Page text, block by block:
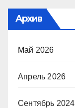
Архив
Май 2026
Апрель 2026
Сентябрь 2024